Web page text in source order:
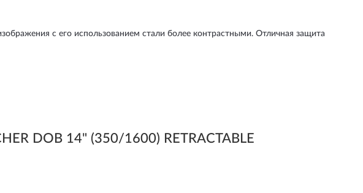
с его использованием стали более контрастными. Отличная защита
DOB 14" (350/1600) RETRACTABLE